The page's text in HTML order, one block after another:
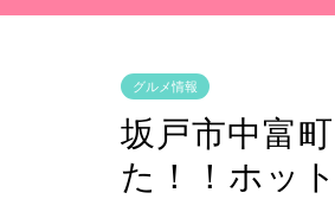
グルメ情報
坂戸市中富
た！！ホッ